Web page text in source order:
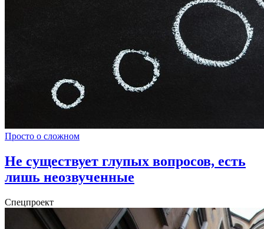
Просто о сложном
Не существует глупых вопросов, есть
лишь неозвученные
Спецпроект